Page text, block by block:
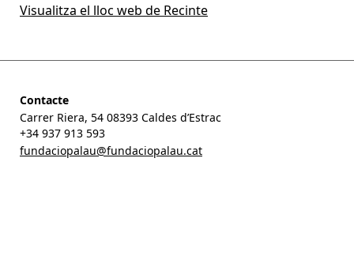
Visualitza el lloc web de Recinte
Contacte
Carrer Riera, 54 08393 Caldes d’Estrac
+34 937 913 593
fundaciopalau@fundaciopalau.cat